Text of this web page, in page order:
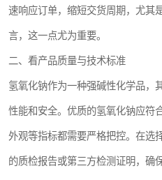
速响应订单，缩短交货周期，尤其
言，这一点尤为重要。
二、看产品质量与技术标准
氢氧化钠作为一种强碱性化学品，
性能和安全。优质的氢氧化钠应符
外观等指标都需要严格把控。在选
的质检报告或第三方检测证明，确